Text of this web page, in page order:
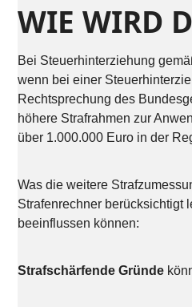
WIE WIRD
Bei Steuerhinterziehung
wenn bei einer
Rechtsprechung des
höhere Strafrahmen zur
über 1.000.000 Euro in der
Was die weitere
Strafenrechner berücksichtigt
beeinflussen können:
Strafschärfende Gründe